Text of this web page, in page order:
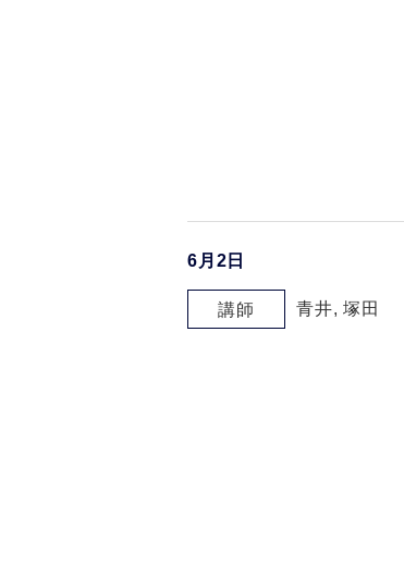
6月2日
講師 青井, 塚田